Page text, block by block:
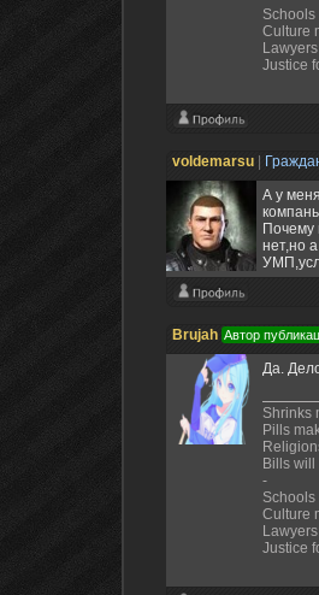
Culture
Justice
voldemarsu
А у
нет,но
Brujah Автор
Да.
Shrinks
Pills
Bills
-
Culture
Justice